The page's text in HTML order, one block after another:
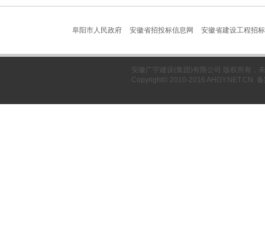
阜阳市人民政府 安徽省招投标信息网 安徽省建设工程招
安徽广宇建设(集团)有限公司 版权所有，
Copyright© 2010-2016 AHGY.NET.CN.